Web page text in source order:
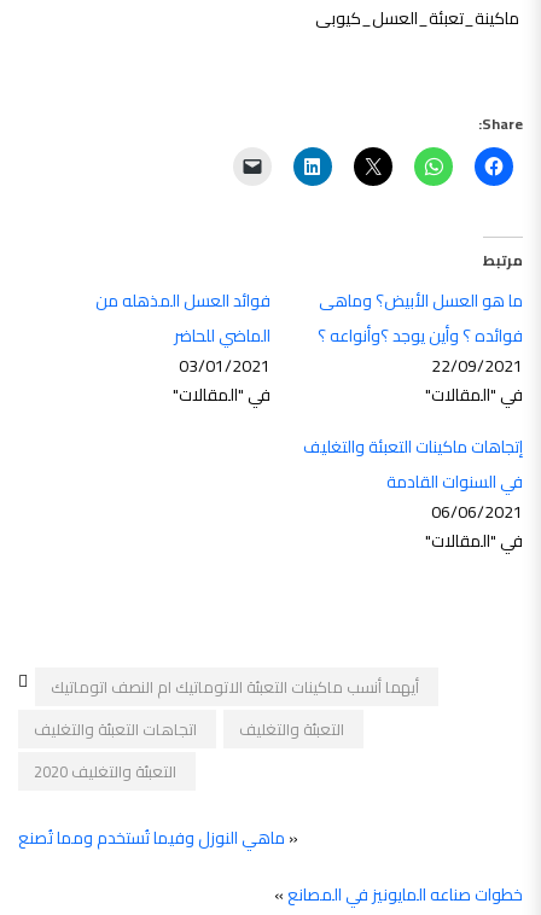
ماكينة_تعبئة_العسل_كيوبى
Share:
مرتبط
ما هو العسل الأبيض؟ وماهى
فوائده ؟ وأين يوجد ؟وأنواعه ؟
22/09/2021
في "المقالات"
فوائد العسل المذهله من
الماضي للحاضر
03/01/2021
في "المقالات"
إتجاهات ماكينات التعبئة والتغليف
في السنوات القادمة
06/06/2021
في "المقالات"
أيهما أنسب ماكينات التعبئة الاتوماتيك ام النصف اتوماتيك
اتجاهات التعبئة والتغليف
التعبئة والتغليف
التعبئة والتغليف 2020
«ماهي النوزل وفيما تُستخدم ومما تُصنع
خطوات صناعه المايونيز في المصانع»